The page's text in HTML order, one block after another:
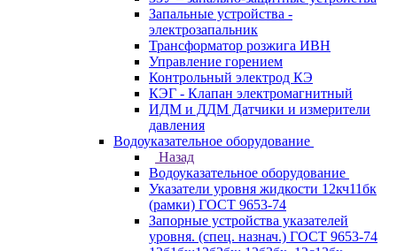
Запальные устройства -
электрозапальник
Трансформатор розжига ИВН
Управление горением
Контрольный электрод КЭ
КЭГ - Клапан электромагнитный
ИДМ и ДДМ Датчики и измерители
давления
Водоуказательное оборудование
Назад
Водоуказательное оборудование
Указатели уровня жидкости 12кч11бк
(рамки) ГОСТ 9653-74
Запорные устройства указателей
уровня. (спец. назнач.) ГОСТ 9653-74